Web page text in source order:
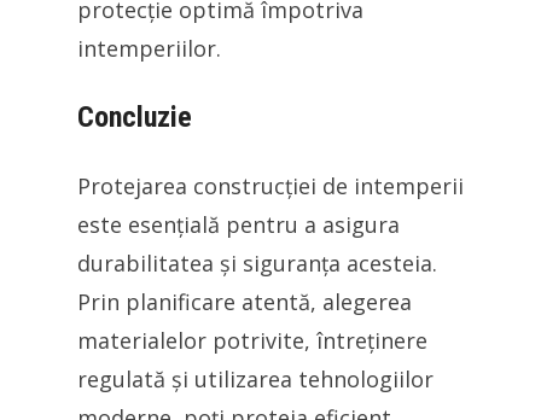
protecție optimă împotriva
intemperiilor.
Concluzie
Protejarea construcției de intemperii
este esențială pentru a asigura
durabilitatea și siguranța acesteia.
Prin planificare atentă, alegerea
materialelor potrivite, întreținere
regulată și utilizarea tehnologiilor